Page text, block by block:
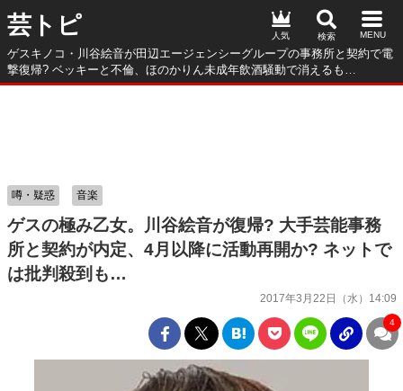
芸トピ
ゲスキノコ・川谷絵音が田辺エージェンシーグループの事務所と契約で電
撃復帰? ベッキーと不倫、ほのかりん未成年飲酒騒動で消えるも…
人気
ゲスの極み乙女。川谷絵音が復帰? 大手芸能事務
所と契約が内定、4月以降に活動再開か? ネットで
は批判殺到も…
2017年3月22日（水）14:09
噂・疑惑 音楽
4